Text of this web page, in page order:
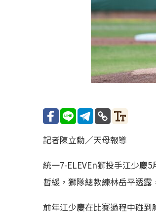
記者陳立勳／天母報導
統一7-ELEVEn獅投手江少慶
暫緩，獅隊總教練林岳平透
前年江少慶在比賽過程中碰